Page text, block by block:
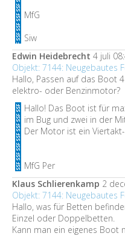
MfG
Siw
Edwin Heidebrecht 4 juli
Objekt: 7144: Neugebautes
Hallo, Passen auf das Boot
elektro- oder Benzinmotor?
Hallo! Das Boot ist für
im Bug und zwei in der
Der Motor ist ein
MfG Per
Klaus Schlierenkamp 2
Objekt: 7144: Neugebautes
Hallo, was für Betten
Einzel oder Doppelbetten.
Kann man ein eigenes Boot